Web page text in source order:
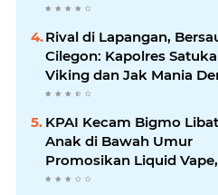
Rival di Lapangan,
Cilegon: Kapolres
Viking dan Jak Mania
Nobar Damai Piala
KPAI Kecam Bigmo
Anak di Bawah Umur
Promosikan Liquid
Aparat Bertindak Tegas